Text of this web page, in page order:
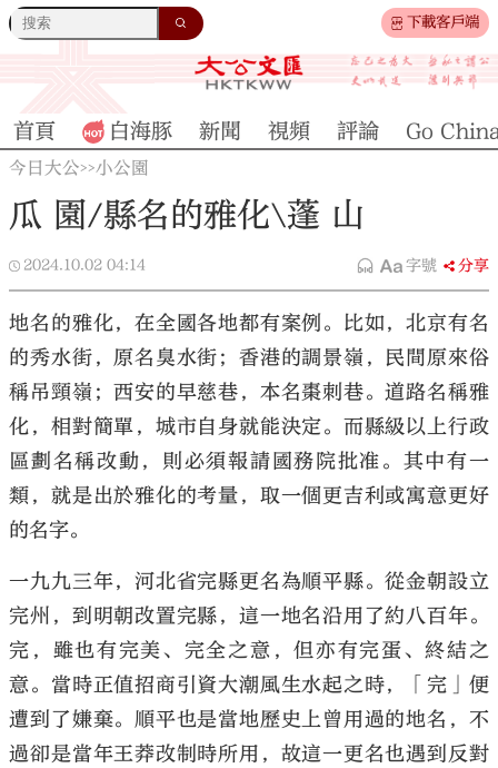
下載客戶端
大公文匯
首頁 白海豚 新聞 視頻 評論 Go
今日大公>>小公園
瓜 園/縣名的雅化\蓬 山
2024.10.02 04:14 字號 分享
地名的雅化，在全國各地都有案例。比如，北京有名
的秀水街，原名臭水街；香港的調景嶺，民間原來俗
稱吊頸嶺；西安的早慈巷，本名棗刺巷。道路名稱雅
化，相對簡單，城市自身就能決定。而縣級以上行政
區劃名稱改動，則必須報請國務院批准。其中有一
類，就是出於雅化的考量，取一個更吉利或寓意更好
的名字。
一九九三年，河北省完縣更名為順平縣。從金朝設立
完州，到明朝改置完縣，這一地名沿用了約八百年。
完，雖也有完美、完全之意，但亦有完蛋、終結之
意。當時正值招商引資大潮風生水起之時，「完」便
遭到了嫌棄。順平也是當地歷史上曾用過的地名，不
過卻是當年王莽改制時所用，故這一更名也遇到反對